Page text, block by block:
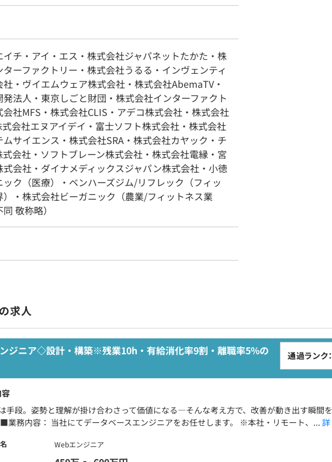
チ・アイ・エス・株式会社ジャパネットたかた・株
ーファクトリー・株式会社うるる・インヴェンティ
・ヴイエムウェア株式会社・株式会社AbemaTV・
法人・東京しごと財団・株式会社インターファクト
社MFS・株式会社CLIS・アデコ株式会社・株式会社
会社エヌアイデイ・富⼠ソフト株式会社・株式会社
サイエンス・株式会社SRA・株式会社カヤック・チ
会社・ソフトブレーン株式会社・株式会社電縁・宮
式会社・ダイナメディックスジャパン株式会社・⼩徳
ク（医療）・ベンハーズジム/リフレック（フィッ
）・株式会社ビーガニック（農業/フィットネス業
敬称略）
求人
ジニア◇設計・構築※残業10h・有給消化率9割・離職率5%の 通過ランク
手段。姿勢と理解が掛け合わさって価値になる―そんな考え方で、改善が動き出す瞬間
業務内容： 当社にてデータベースエンジニアをお任せします。 ※本社・リモート、... 詳
Webエンジニア